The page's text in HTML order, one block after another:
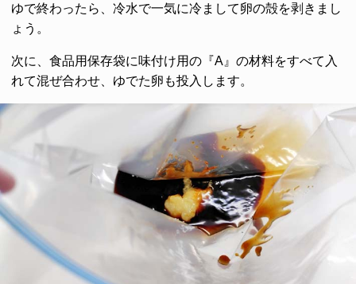
ゆで終わったら、冷水で一気に冷まして卵の殻を剥きまし
ょう。
次に、食品用保存袋に味付け用の『A』の材料をすべて入
れて混ぜ合わせ、ゆでた卵も投入します。